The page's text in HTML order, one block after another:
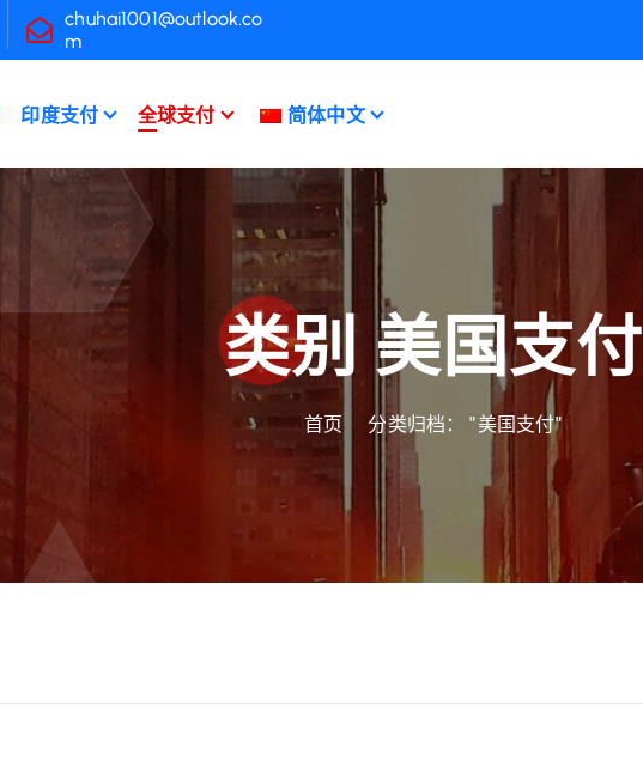
chuhai1001@outlook.co
m
印度支付 全球支付 简体中文
类别 美国支付
首页 分类归档： "美国支付"